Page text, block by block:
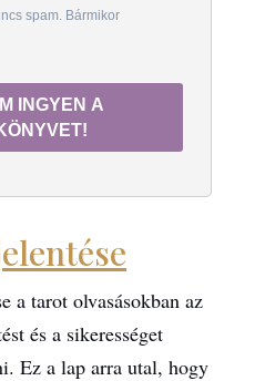
spam. Bármikor
INGYEN A
a tarot olvasásokban az
és a sikerességet
Ez a lap arra utal, hogy